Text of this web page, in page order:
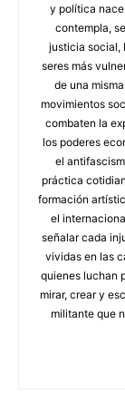
y política
contempla,
justicia social,
seres más
de una
movimientos
combaten la
los poderes
el
práctica
formación
el
señalar cada
vividas en las
quienes luchan
mirar, crear y
militante que